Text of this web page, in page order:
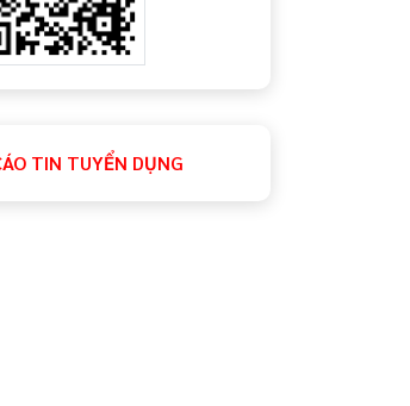
TIN TUYỂN DỤNG